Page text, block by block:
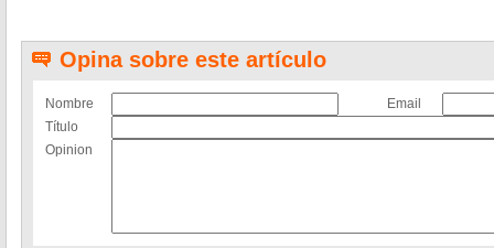
Opina sobre este artículo
Nombre
Email
Título
Opinion